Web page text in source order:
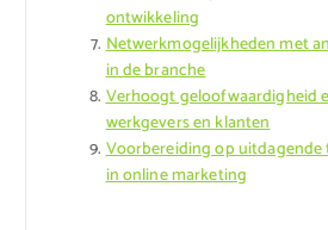
ontwikkeling
Netwerkmogelijkheden met
in de branche
Verhoogt geloofwaardigheid
werkgevers en klanten
Voorbereiding op
in online marketing